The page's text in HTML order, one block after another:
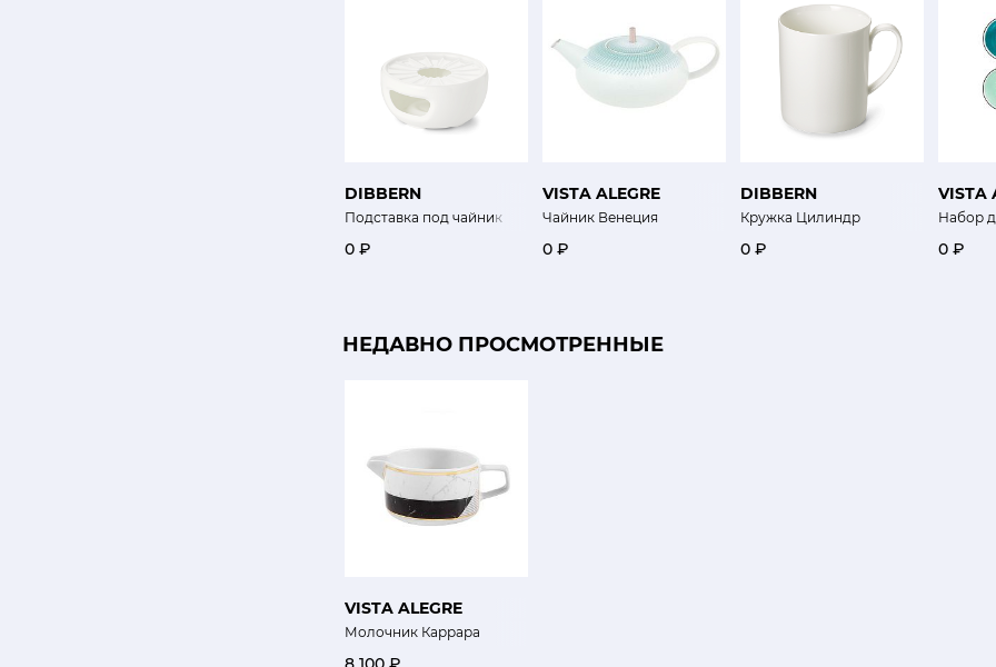
DIBBERN
Подставка под чайник
0 ₽
VISTA ALEGRE
Чайник Венеция
0 ₽
DIBBERN
Кружка Цилиндр
0 ₽
VISTA
Набор
0 ₽
НЕДАВНО ПРОСМОТРЕННЫЕ
VISTA ALEGRE
Молочник Каррара